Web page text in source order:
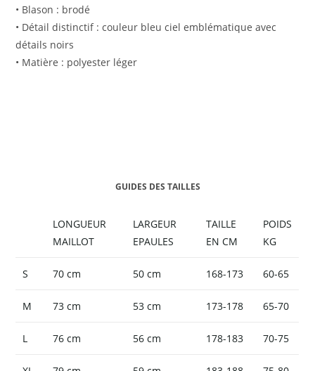
• Blason : brodé
• Détail distinctif : couleur bleu ciel emblématique avec
détails noirs
• Matière : polyester léger
GUIDES DES TAILLES
LONGUEUR
MAILLOT
LARGEUR
EPAULES
TAILLE
EN CM
POIDS
KG
S 70 cm 50 cm 168-173 60-65
M 73 cm 53 cm 173-178 65-70
L 76 cm 56 cm 178-183 70-75